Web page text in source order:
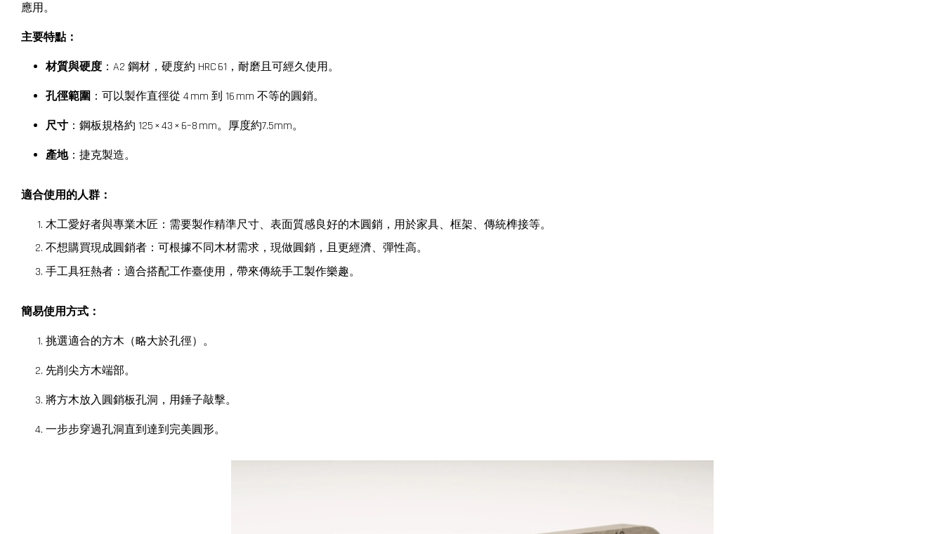
應用。
主要特點：
材質與硬度 ：A2 鋼材，硬度約 HRC 61，耐磨且可經久使用。
孔徑範圍 ：可以製作直徑從 4 mm 到 16 mm 不等的圓銷。
尺寸 ：鋼板規格約 125 × 43 × 6–8 mm。厚度約7.5mm。
產地：捷克製造。
適合使用的人群 ：
木工愛好者與專業木匠：需要製作精準尺寸、表面質感良好的木圓銷，用於家具、框架、傳統榫接等。
不想購買現成圓銷者：可根據不同木材需求，現做圓銷，且更經濟、彈性高。
手工具狂熱者：適合搭配工作臺使用，帶來傳統手工製作樂趣。
簡易使用方式 ：
挑選適合的方木（略大於孔徑）。
先削尖方木端部。
將方木放入圓銷板孔洞，用錘子敲擊。
一步步穿過孔洞直到達到完美圓形。